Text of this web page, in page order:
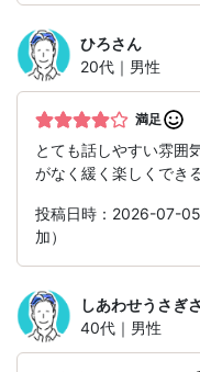
ひろさん
20代｜男性
満足
とても話しやすい雰囲
がなく緩く楽しくでき
投稿日時：2026-07-
加）
しあわせうさぎ
40代｜男性